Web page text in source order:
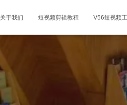
关于我们 短视频剪辑教程 V56短视频